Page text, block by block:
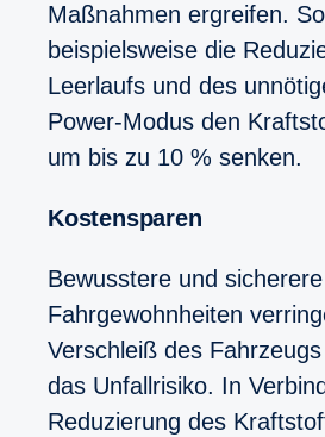
Maßnahmen ergreifen.
beispielsweise die
Leerlaufs und des
Power-Modus den
um bis zu 10 % senken.
Kostensparen
Bewusstere und sicherere
Fahrgewohnheiten
Verschleiß des
das Unfallrisiko. In
Reduzierung des